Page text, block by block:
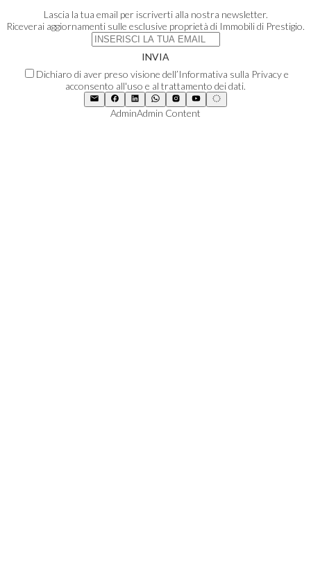
Lascia la tua email per iscriverti alla nostra newsletter.
Riceverai aggiornamenti sulle esclusive proprietà di Immobili di Prestigio.
INVIA
Dichiaro di aver preso visione dell’Informativa sulla Privacy e
acconsento all'uso e al trattamento dei dati.
AdminAdmin Content